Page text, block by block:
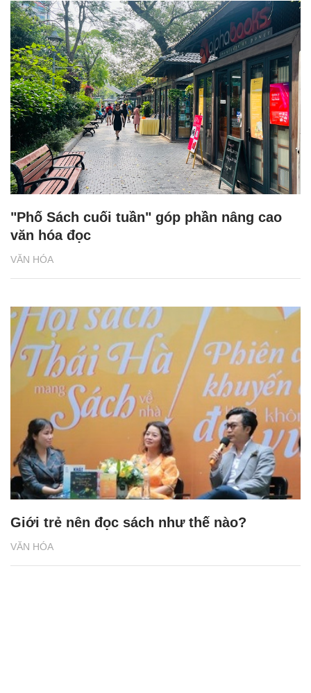
VĂN HÓA
"Phố Sách cuối tuần" góp phần nâng cao
văn hóa đọc
VĂN HÓA
Giới trẻ nên đọc sách như thế nào?